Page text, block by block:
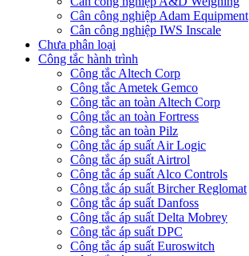
Cân công nghiệp Adam Equipment
Cân công nghiệp IWS Inscale
Chưa phân loại
Công tắc hành trình
Công tắc Altech Corp
Công tắc Ametek Gemco
Công tắc an toàn Altech Corp
Công tắc an toàn Fortress
Công tắc an toàn Pilz
Công tắc áp suất Air Logic
Công tắc áp suất Airtrol
Công tắc áp suất Alco Controls
Công tắc áp suất Bircher Reglomat
Công tắc áp suất Danfoss
Công tắc áp suất Delta Mobrey
Công tắc áp suất DPC
Công tắc áp suất Euroswitch